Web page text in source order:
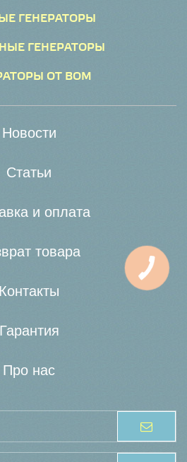
ГЕНЕРАТОРЫ
ГЕНЕРАТОРЫ
ОТ ВОМ
Новости
Статьи
и оплата
товара
Контакты
Гарантия
Про нас